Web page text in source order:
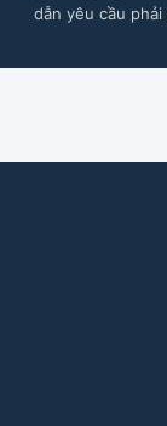
dẫn yêu cầu